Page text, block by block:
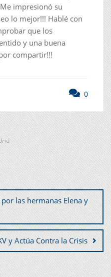
impresionó su
lo mejor!!! Hablé con
que los
y una buena
compartir!!!
0
las hermanas Elena y
y Actúa Contra la Crisis